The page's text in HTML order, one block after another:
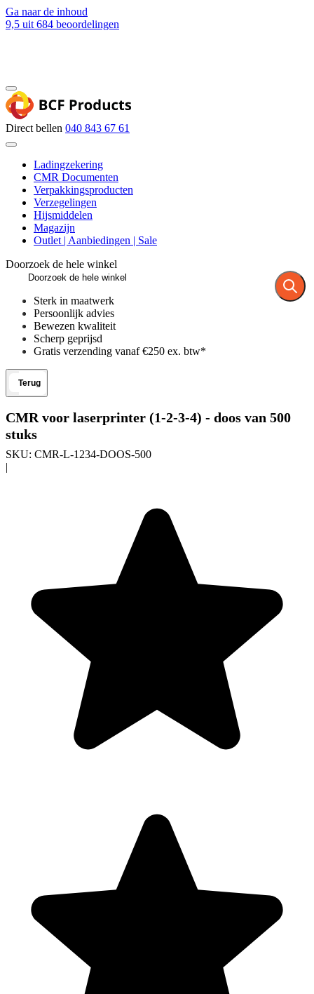
Ga naar de inhoud
9,5 uit 684 beoordelingen
Direct bellen 040 843 67 61
Ladingzekering
CMR Documenten
Verpakkingsproducten
Verzegelingen
Hijsmiddelen
Magazijn
Outlet | Aanbiedingen | Sale
Doorzoek de hele winkel
Sterk in maatwerk
Persoonlijk advies
Bewezen kwaliteit
Scherp geprijsd
Gratis verzending vanaf €250 ex. btw*
Terug
CMR voor laserprinter (1-2-3-4) - doos van 500
stuks
SKU: CMR-L-1234-DOOS-500
|